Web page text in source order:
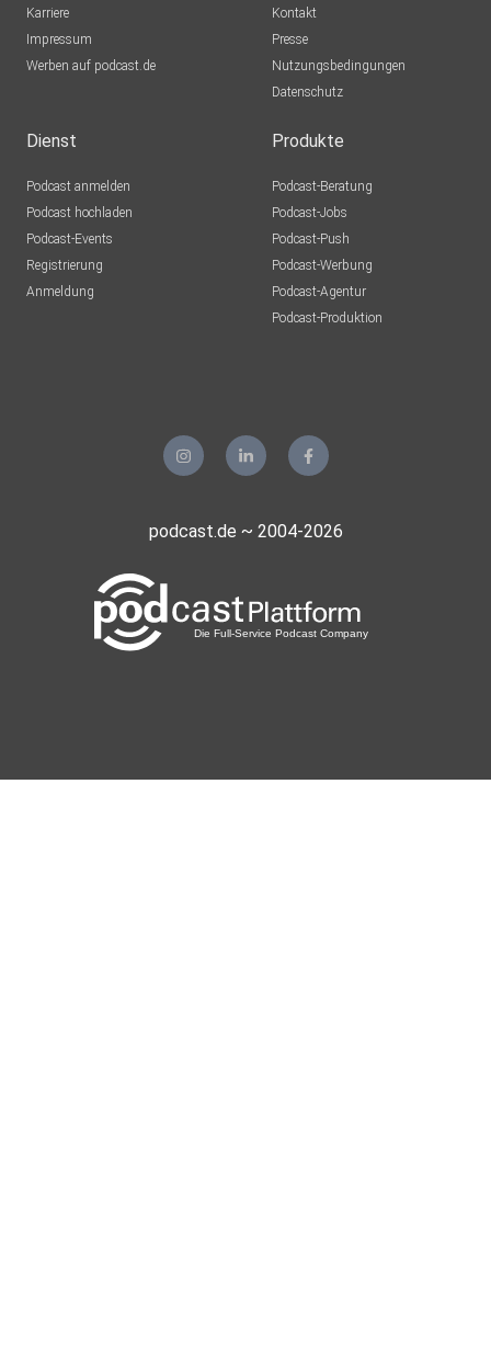
Karriere
Impressum
Werben auf podcast.de
Kontakt
Presse
Nutzungsbedingungen
Datenschutz
Dienst
Podcast anmelden
Podcast hochladen
Podcast-Events
Registrierung
Anmeldung
Produkte
Podcast-Beratung
Podcast-Jobs
Podcast-Push
Podcast-Werbung
Podcast-Agentur
Podcast-Produktion
podcast.de ~ 2004-2026